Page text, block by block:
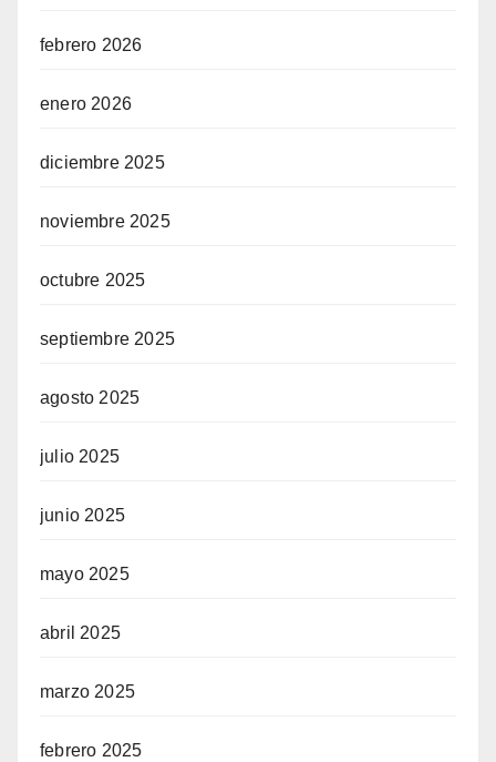
febrero 2026
enero 2026
diciembre 2025
noviembre 2025
octubre 2025
septiembre 2025
agosto 2025
julio 2025
junio 2025
mayo 2025
abril 2025
marzo 2025
febrero 2025